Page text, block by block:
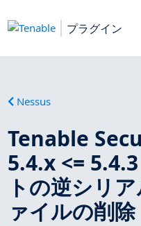
プラグイン
Nessus
Tenable
5.4.x <=
トの逆シリ
ァイルの削除